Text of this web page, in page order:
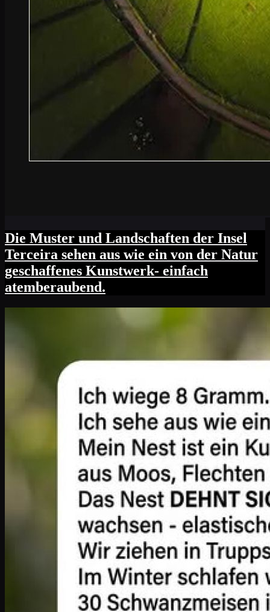
Die Muster und Landschaften der Insel
Terceira sehen aus wie ein von der Natur
geschaffenes Kunstwerk- einfach
atemberaubend.